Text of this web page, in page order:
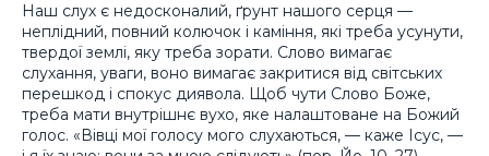
Наш слух є недосконалий, ґрунт нашого серця —
неплідний, повний колючок і каміння, які треба усунути,
твердої землі, яку треба зорати. Слово вимагає
слухання, уваги, воно вимагає закритися від світських
перешкод і спокус диявола. Щоб чути Слово Боже,
треба мати внутрішнє вухо, яке налаштоване на Божий
голос. «Вівці мої голосу мого слухаються, — каже Ісус, —